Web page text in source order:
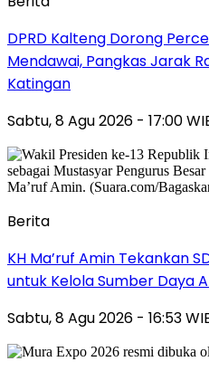
DPRD Kalteng Dorong
Mendawai, Pangkas Jarak
Katingan
Sabtu, 8 Agu 2026 - 17:00
Berita
KH Ma’ruf Amin Tekankan
untuk Kelola Sumber Daya
Sabtu, 8 Agu 2026 - 16:53